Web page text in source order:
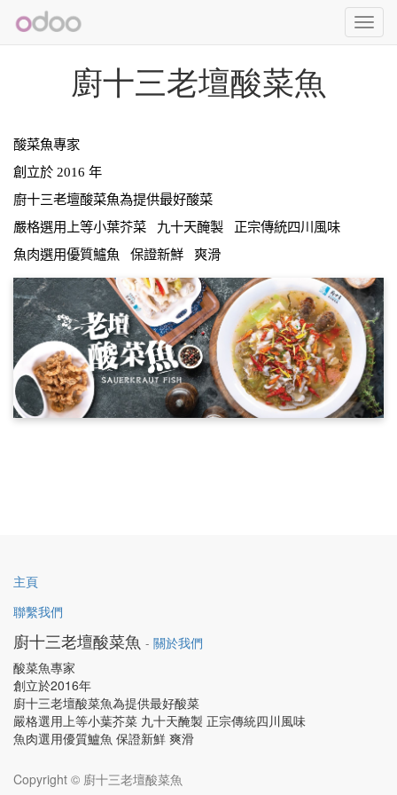
廚十三老壇酸菜魚
酸菜魚專家
創立於 2016 年
廚十三老壇酸菜魚為提供最好酸菜
嚴格選用上等小葉芥菜
九十天醃製
正宗傳統四川風味
魚肉選用優質鱸魚
保證新鮮 爽滑
主頁
聯繫我們
廚十三老壇酸菜魚 - 關於我們
酸菜魚專家
創立於2016年
廚十三老壇酸菜魚為提供最好酸菜
嚴格選用上等小葉芥菜 九十天醃製 正宗傳統四川風味
魚肉選用優質鱸魚 保證新鮮 爽滑
Copyright © 廚十三老壇酸菜魚